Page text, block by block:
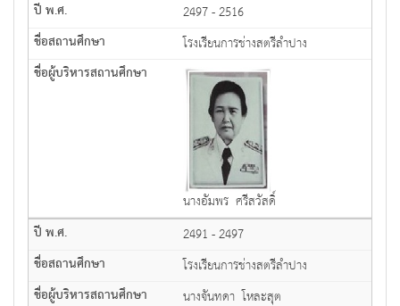
2497 - 2516
โรงเรียนการช่างสตรีลำปาง
นางอัมพร ศรีสวัสดิ์
2491 - 2497
โรงเรียนการช่างสตรีลำปาง
นางจันทดา โหละสุต